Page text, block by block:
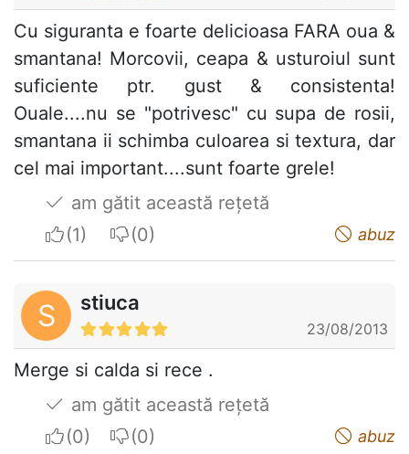
Cu siguranta e foarte delicioasa FARA oua &
smantana! Morcovii, ceapa & usturoiul sunt
suficiente ptr. gust & consistenta!
Ouale....nu se "potrivesc" cu supa de rosii,
smantana ii schimba culoarea si textura, dar
cel mai important....sunt foarte grele!
am gătit această rețetă
I apreciateI do not appreciate abuz
S stiuca
23/08/2013
Merge si calda si rece .
am gătit această rețetă
I apreciateI do not appreciate abuz